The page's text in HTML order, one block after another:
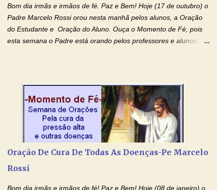
Bom dia irmãs e irmãos de fé. Paz e Bem! Hoje (17 de outubro) o
Padre Marcelo Rossi orou nesta manhã pelos alunos, a Oração
do Estudante e Oração do Aluno. Ouça o Momento de Fé, pois
esta semana o Padre está orando pelos professores e alunos.
intelectualmente e espiritualmente para o dia da prova. Confie no
amor Ágape de Jesus e no amor materno de Nossa Senhora.
Fique com a paz de Jesus e o amor de Maria! Adriana-Devoção e
Fé Oração do Estudante I Senhor, eu sou estudante, e por sinal,
inteligente. Prova isto é o fato de eu estar aqui, conversando com
o Senhor. Obrigado pelo dom da inteligência e pela possibilidade
de estudar. Mas, como o Senhor sabe, a vida de estudante nem
sempre é fácil. A rotina cansa e o aprender exige uma série de
Oração De Cura De Todas As Doenças-Pe Marcelo
Rossi
Bom dia irmãs e irmãos de fé! Paz e Bem! Hoje (08 de janeiro) o